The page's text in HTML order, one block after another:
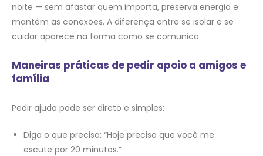
noite — sem afastar quem importa, preserva energia e
mantém as conexões. A diferença entre se isolar e se
cuidar aparece na forma como se comunica.
Maneiras práticas de pedir apoio a amigos e
família
Pedir ajuda pode ser direto e simples:
Diga o que precisa: “Hoje preciso que você me
escute por 20 minutos.”